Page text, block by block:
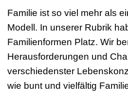
Familie ist so viel mehr als
Modell. In unserer Rubrik
Familienformen Platz. Wir
Herausforderungen und
verschiedenster
wie bunt und vielfältig